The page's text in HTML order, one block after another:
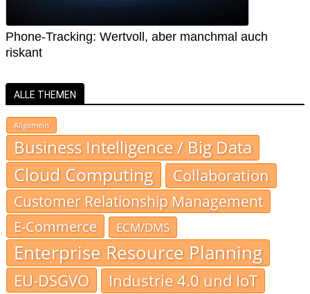
Phone-Tracking: Wertvoll, aber manchmal auch
riskant
ALLE THEMEN
Allgemein
Business Intelligence / Big Data
Cloud Computing Collaboration
Customer Relationship Management
E-Commerce
ECM/DMS
Enterprise Resource Planning
EU-DSGVO Industrie 4.0 und IoT